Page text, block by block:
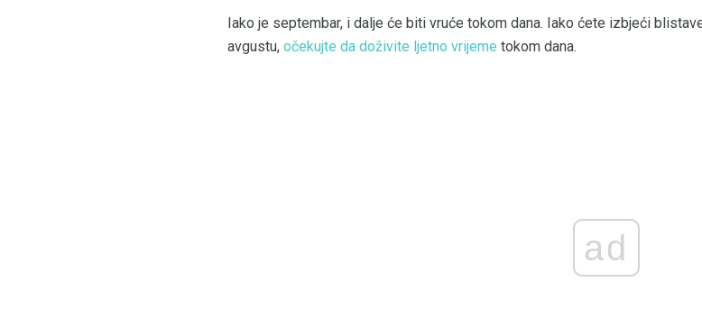
Iako je septembar, i dalje će biti vruće tokom dana. Iako ćete izbjeći
avgustu, očekujte da doživite ljetno vrijeme tokom dana.
ad